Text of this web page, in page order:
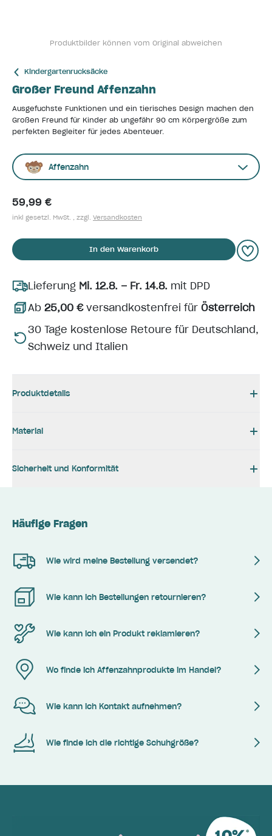
Produktbilder können vom Original abweichen
Kindergartenrucksäcke
Großer Freund Affenzahn
Ausgefuchste Funktionen und ein tierisches Design machen den
Großen Freund für Kinder ab ungefähr 90 cm Körpergröße zum
perfekten Begleiter für jedes Abenteuer.
Affenzahn
59,99 €
inkl gesetzl. MwSt. , zzgl. Versandkosten
In den Warenkorb
Lieferung Mi. 12.8. – Fr. 14.8. mit DPD
Ab 25,00 €versandkostenfrei für Österreich
30 Tage kostenlose Retoure für Deutschland,
Schweiz und Italien
Produktdetails
Material
Sicherheit und Konformität
Häufige Fragen
Wie wird meine Bestellung versendet?
Wie kann ich Bestellungen retournieren?
Wie kann ich ein Produkt reklamieren?
Wo finde ich Affenzahnprodukte im Handel?
Wie kann ich Kontakt aufnehmen?
Wie finde ich die richtige Schuhgröße?